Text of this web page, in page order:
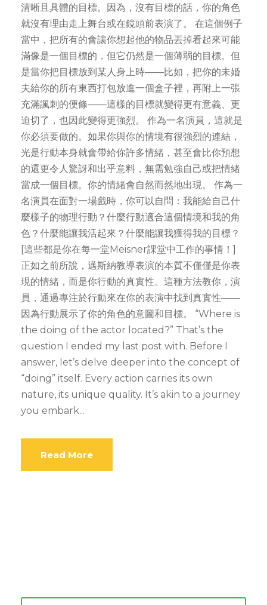
清晰且具體的目標。因為，沒有目標的話，你的角色
就沒有理由走上舞台或在鏡頭前表演了。 在這個例子
當中，把所有的會讓你想起他的物品丟掉看起來可能
滿像是一個目標的，但它仍然是一個薄弱的目標。但
是當你把目標放到某人身上時——比如，把你的未婚
夫給你的所有東西打包放進一個盒子裡，再附上一張
充滿諷刺的便條——這樣的目標就變得更有意義、更
迫切了，也因此變得更強烈。 作為一名演員，這就是
你必須要做的。如果你與你的情境有很強烈的連結，
光是行動本身就會帶給你許多情緒，甚至會比你預想
的還更令人驚訝和出乎意料，無需勉強自己或把情緒
當成一個目標。你的情緒會自然而然地出現。 作為一
名演員在面對一場戲時，你可以自問：我能給自己什
麼樣子的物理行動？什麼行動適合這個情境和我的角
色？什麼能讓我活起來？什麼能讓我獲得我的目標？
[這些都是你在每一堂Meisner課堂中工作的事情！]
正如之前所說，邁斯納教導表演的本質不僅僅是你表
現的情緒，而是你行動的真實性。這種方法教你，演
員，通過專注於行動來在你的表演中找到真實性——
因為行動展示了你的角色的意圖和目標。 “Where is
the doing of the actor located?” That’s the
question I ended my last post with. Before I
answer, let’s delve deeper into the concept of
“doing” itself. Every action carries its own
nature, its unique quality. It’s akin to a journey
you embark...
Read More